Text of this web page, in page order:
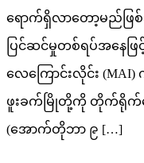
ရောက်ရှိလာတော့မည်ဖ
ပြင်ဆင်မှုတစ်ရပ်အနေဖြ
လေကြောင်းလိုင်း (MAI)
ဖူးခက်မြိုတို့ကို တိုက်ရိုက်လ
(အောက်တိုဘာ ၉ […]